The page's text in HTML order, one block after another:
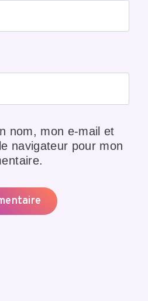
nom, mon e-mail et
navigateur pour mon